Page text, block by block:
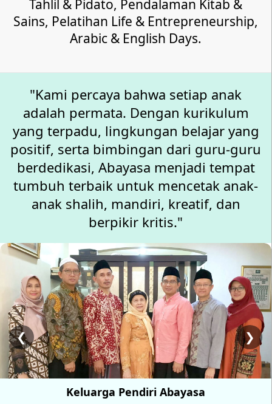
Tahlil & Pidato, Pendalaman Kitab &
Sains, Pelatihan Life & Entrepreneurship,
Arabic & English Days.
"Kami percaya bahwa setiap anak
adalah permata. Dengan kurikulum
yang terpadu, lingkungan belajar yang
positif, serta bimbingan dari guru-guru
berdedikasi, Abayasa menjadi tempat
tumbuh terbaik untuk mencetak anak-
anak shalih, mandiri, kreatif, dan
berpikir kritis."
Keluarga Pendiri Abayasa
❮ ❯